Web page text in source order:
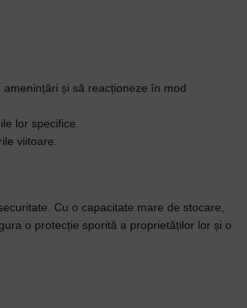
și să reacționeze în mod
lor specifice.
viitoare.
Cu o capacitate mare de stocare,
o protecție sporită a proprietăților lor și o